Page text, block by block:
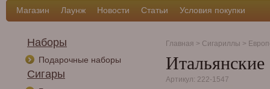
Магазин Лаунж Новости Статьи Условия покупки
Наборы
Подарочные наборы
Сигары
Главная > Сигариллы >
Артикул: 222-1547